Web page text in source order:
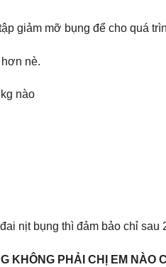
giảm mỡ bụng để cho quá
nè.
nào
nịt bụng thì đảm bảo chỉ
KHÔNG PHẢI CHỊ EM NÀO